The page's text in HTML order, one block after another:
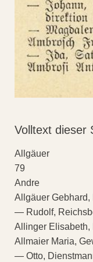
Volltext dieser
Allgäuer
79
Andre
Allgäuer Gebhard,
— Rudolf,
Allinger Elisabeth,
Allmaier Maria,
— Otto,